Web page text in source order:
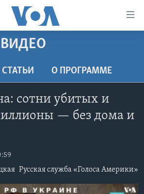
ИСТОРИЯ
СТАТЬИ O ПРОГРАММЕ
сотни убитых и
— без дома и
Русская служба «Голоса Америки»